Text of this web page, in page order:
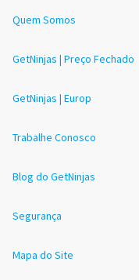
Quem Somos
GetNinjas | Preço Fechado
GetNinjas | Europ
Trabalhe Conosco
Blog do GetNinjas
Segurança
Mapa do Site